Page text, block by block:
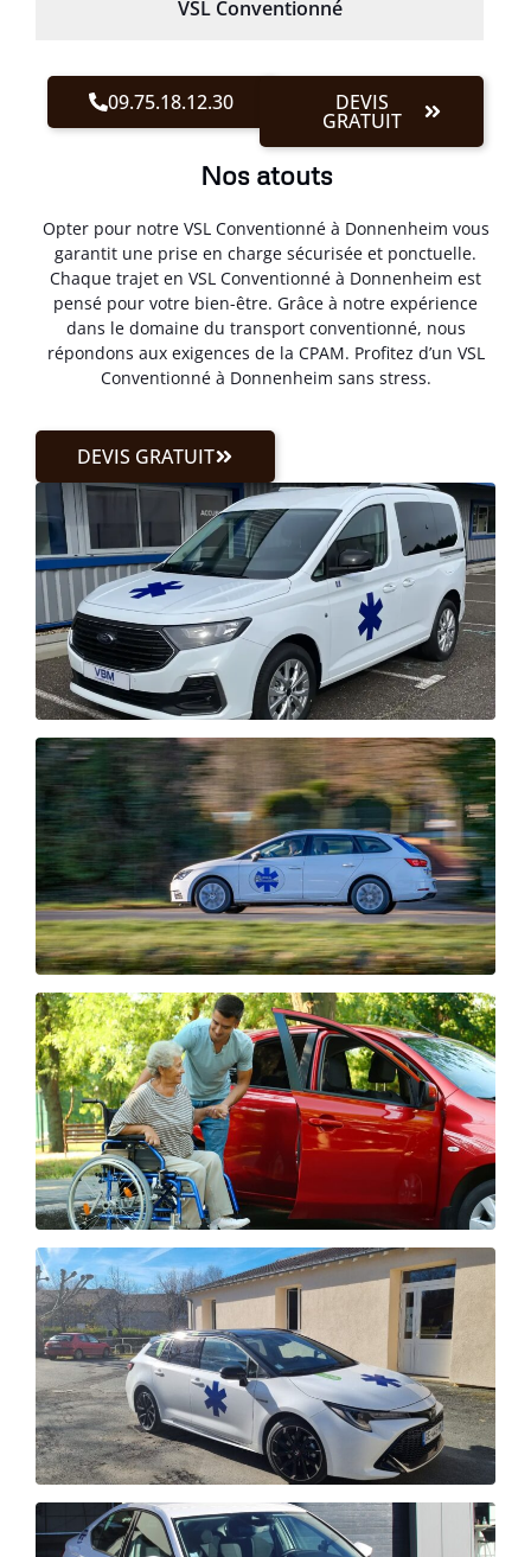
VSL Conventionné
09.75.18.12.30 DEVIS
GRATUIT
Nos atouts
Opter pour notre VSL Conventionné à Donnenheim vous
garantit une prise en charge sécurisée et ponctuelle.
Chaque trajet en VSL Conventionné à Donnenheim est
pensé pour votre bien-être. Grâce à notre expérience
dans le domaine du transport conventionné, nous
répondons aux exigences de la CPAM. Profitez d’un VSL
Conventionné à Donnenheim sans stress.
DEVIS GRATUIT